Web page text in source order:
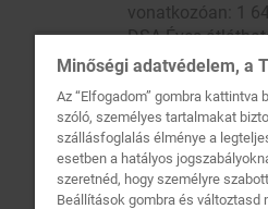
vonatkozóan: 1
DSA Éves
DSA Éves
Minőségi adatvédelem, a
Az “Elfogadom” gombra
szóló, személyes tartalmakat
szállásfoglalás élménye a
esetben a hatályos
szeretnéd, hogy személyre
Beállítások gombra és változtasd